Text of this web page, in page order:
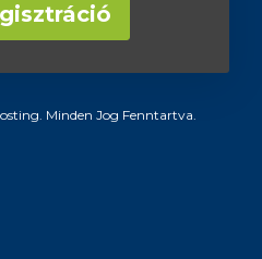
Minden Jog Fenntartva.